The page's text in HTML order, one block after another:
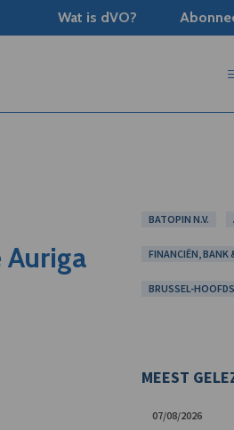
Wat is dVO?
BATOPIN N.V.
FINANCIËN, BANK
BRUSSEL-
MEEST
07/08/2026